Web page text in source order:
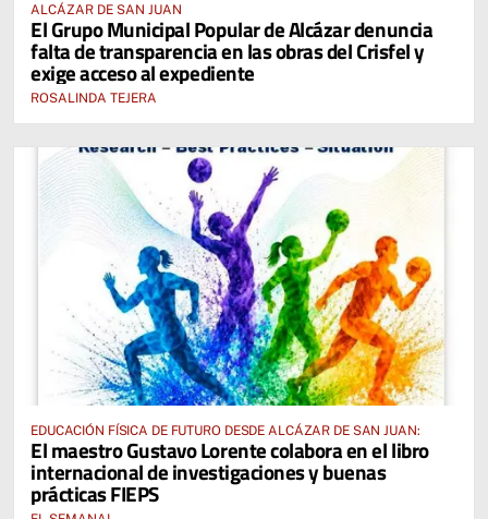
ALCÁZAR DE SAN JUAN
El Grupo Municipal Popular de Alcázar denuncia
falta de transparencia en las obras del Crisfel y
exige acceso al expediente
ROSALINDA TEJERA
EDUCACIÓN FÍSICA DE FUTURO DESDE ALCÁZAR DE SAN JUAN:
El maestro Gustavo Lorente colabora en el libro
internacional de investigaciones y buenas
prácticas FIEPS